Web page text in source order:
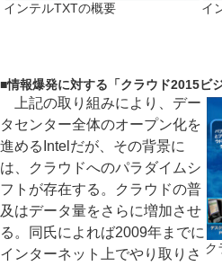
インテルTXTの概要 イ
■情報爆発に対する「クラウド2015ビ
ク
上記の取り組みにより、デー
タセンター全体のオープン化を
進めるIntelだが、その背景に
は、クラウドへのパラダイムシ
フトが存在する。クラウドの普
及はデータ量をさらに増加させ
る。同氏によれば2009年までに
インターネット上でやり取りさ